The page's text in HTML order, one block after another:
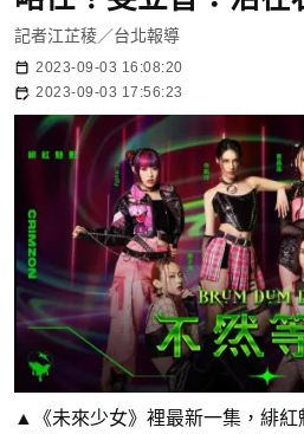
記者江芷稜／台北報導
2023-09-03 16:08:20
2023-09-03 17:56:23
▲《未來少女》裡最新一集，緋紅